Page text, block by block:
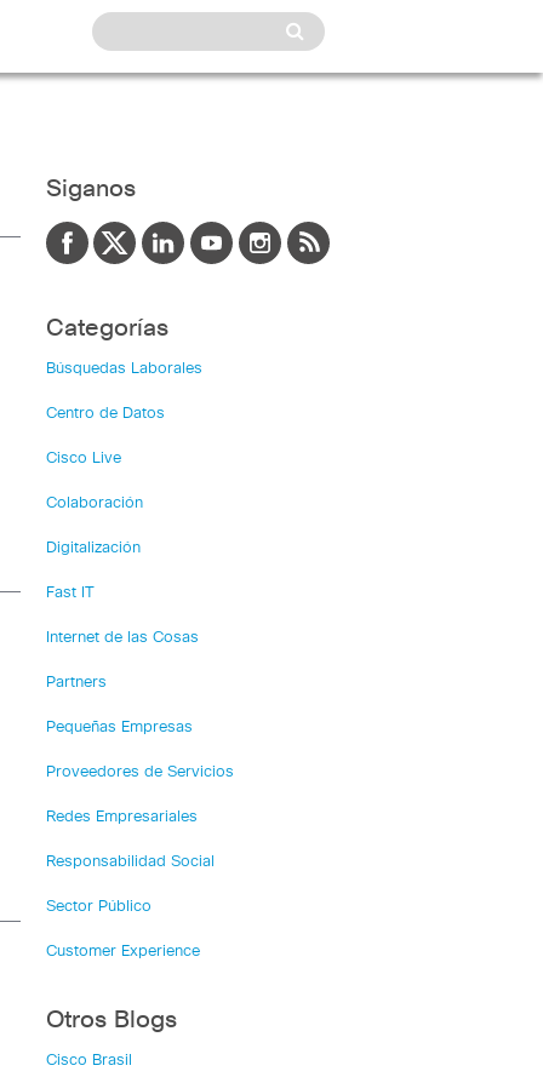
Siganos
Categorías
Búsquedas Laborales
Centro de Datos
Cisco Live
Colaboración
Digitalización
Fast IT
Internet de las Cosas
Partners
Pequeñas Empresas
Proveedores de Servicios
Redes Empresariales
Responsabilidad Social
Sector Público
Customer Experience
Otros Blogs
Cisco Brasil